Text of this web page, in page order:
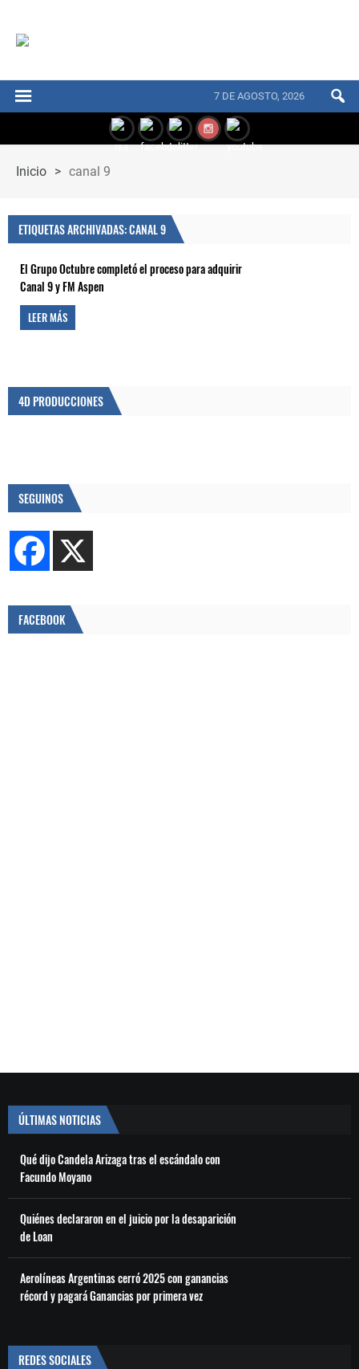
7 DE AGOSTO, 2026
Inicio > canal 9
ETIQUETAS ARCHIVADAS: CANAL 9
El Grupo Octubre completó el proceso para adquirir
Canal 9 y FM Aspen
LEER MÁS
4D PRODUCCIONES
SEGUINOS
FACEBOOK
ÚLTIMAS NOTICIAS
Qué dijo Candela Arizaga tras el escándalo con
Facundo Moyano
Quiénes declararon en el juicio por la desaparición
de Loan
Aerolíneas Argentinas cerró 2025 con ganancias
récord y pagará Ganancias por primera vez
REDES SOCIALES